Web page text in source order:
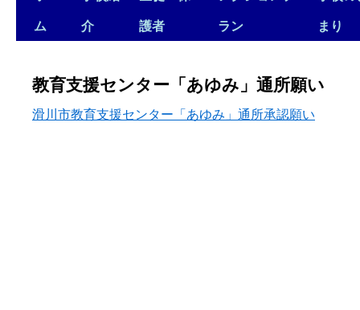
ム
介
護者
ラン
まり
教育支援センター「あゆみ」通所願い
滑川市教育支援センター「あゆみ」通所承認願い